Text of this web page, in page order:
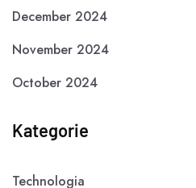
December 2024
November 2024
October 2024
Kategorie
Technologia